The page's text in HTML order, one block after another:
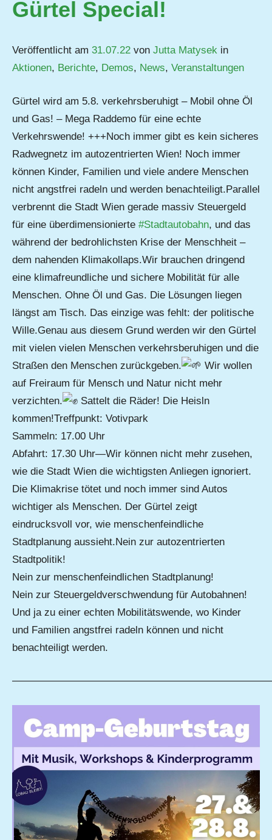
Gürtel Special!
Veröffentlicht am 31.07.22 von Jutta Matysek in
Aktionen, Berichte, Demos, News, Veranstaltungen
Gürtel wird am 5.8. verkehrsberuhigt – Mobil ohne Öl
und Gas! – Mega Raddemo für eine echte
Verkehrswende! +++Noch immer gibt es kein sicheres
Radwegnetz im autozentrierten Wien! Noch immer
können Kinder, Familien und viele andere Menschen
nicht angstfrei radeln und werden benachteiligt.Parallel
verbrennt die Stadt Wien gerade massiv Steuergeld
für eine überdimensionierte #Stadtautobahn, und das
während der bedrohlichsten Krise der Menschheit –
dem nahenden Klimakollaps.Wir brauchen dringend
eine klimafreundliche und sichere Mobilität für alle
Menschen. Ohne Öl und Gas. Die Lösungen liegen
längst am Tisch. Das einzige was fehlt: der politische
Wille.Genau aus diesem Grund werden wir den Gürtel
mit vielen vielen Menschen verkehrsberuhigen und die
Straßen den Menschen zurückgeben.
Wir wollen
auf Freiraum für Mensch und Natur nicht mehr
verzichten.
Sattelt die Räder! Die Heisln
kommen!Treffpunkt: Votivpark
Sammeln: 17.00 Uhr
Abfahrt: 17.30 Uhr—Wir können nicht mehr zusehen,
wie die Stadt Wien die wichtigsten Anliegen ignoriert.
Die Klimakrise tötet und noch immer sind Autos
wichtiger als Menschen. Der Gürtel zeigt
eindrucksvoll vor, wie menschenfeindliche
Stadtplanung aussieht.Nein zur autozentrierten
Stadtpolitik!
Nein zur menschenfeindlichen Stadtplanung!
Nein zur Steuergeldverschwendung für Autobahnen!
Und ja zu einer echten Mobilitätswende, wo Kinder
und Familien angstfrei radeln können und nicht
benachteiligt werden.